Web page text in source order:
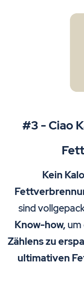
#3 - Ciao
Kein
sind
Know-how, um
Zählens zu
ultimativen